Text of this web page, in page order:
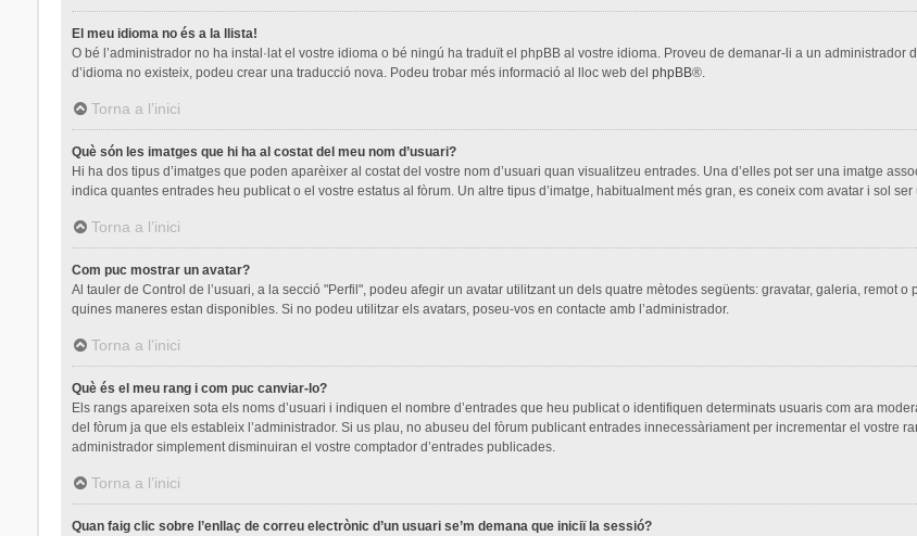
El meu idioma no és a la llista!
O bé l’administrador no ha instal·lat el vostre idioma o bé ningú ha traduït el phpBB al vostre idioma. Proveu de demanar-li a un administrador
d’idioma no existeix, podeu crear una traducció nova. Podeu trobar més informació al lloc web del phpBB®.
Torna a l’inici
Què són les imatges que hi ha al costat del meu nom d’usuari?
Hi ha dos tipus d’imatges que poden aparèixer al costat del vostre nom d’usuari quan visualitzeu entrades. Una d’elles pot ser una imatge
indica quantes entrades heu publicat o el vostre estatus al fòrum. Un altre tipus d’imatge, habitualment més gran, es coneix com avatar i sol
Torna a l’inici
Com puc mostrar un avatar?
Al tauler de Control de l’usuari, a la secció "Perfil", podeu afegir un avatar utilitzant un dels quatre mètodes següents: gravatar, galeria, remot
quines maneres estan disponibles. Si no podeu utilitzar els avatars, poseu-vos en contacte amb l’administrador.
Torna a l’inici
Què és el meu rang i com puc canviar-lo?
Els rangs apareixen sota els noms d’usuari i indiquen el nombre d’entrades que heu publicat o identifiquen determinats usuaris com ara
del fòrum ja que els estableix l’administrador. Si us plau, no abuseu del fòrum publicant entrades innecessàriament per incrementar el vostre
administrador simplement disminuiran el vostre comptador d’entrades publicades.
Torna a l’inici
Quan faig clic sobre l’enllaç de correu electrònic d’un usuari se’m demana que iniciï la sessió?